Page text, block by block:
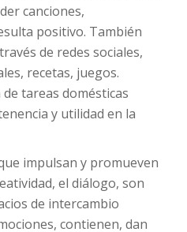
canciones,
positivo. También
de redes sociales,
recetas, juegos.
tareas domésticas
y utilidad en la
impulsan y promueven
el diálogo, son
de intercambio
contienen, dan